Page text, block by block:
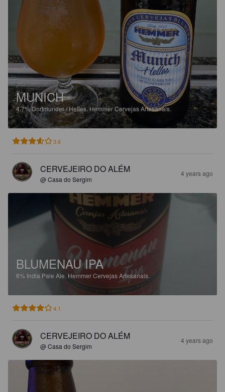
MUNICH
4.7%Dortmunder / Helles.Hemmer Cervejas Artesanais.
3.6
CERVEJEIRO DO ALÉM
@ Casa do Sergim
4 years ago
BLUMENAU IPA
6% India Pale Ale. Hemmer Cervejas Artesanais.
4.1
CERVEJEIRO DO ALÉM
@ Casa do Sergim
4 years ago